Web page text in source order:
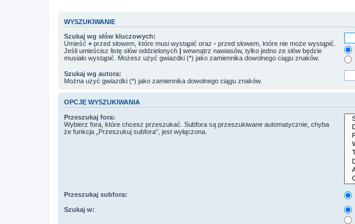
WYSZUKIWANIE
Szukaj wg słów kluczowych:
Umieść + przed słowem, które musi wystąpić oraz - przed słowem, które nie może wystąpić.
Jeśli umieścisz listę słów oddzielonych | wewnątrz nawiasów, tylko jedno ze słów będzie
musiało wystąpić. Możesz użyć gwiazdki (*) jako zamiennika dowolnego ciągu znaków.
Szukaj wg autora:
Można użyć gwiazdki (*) jako zamiennika dowolnego ciągu znaków.
OPCJE WYSZUKIWANIA
Przeszukaj fora:
Wybierz fora, które chcesz przeszukać. Subfora są przeszukiwane automatycznie, chyba
że funkcja „Przeszukuj subfora”, jest wyłączona.
Przeszukaj subfora:
Szukaj w: